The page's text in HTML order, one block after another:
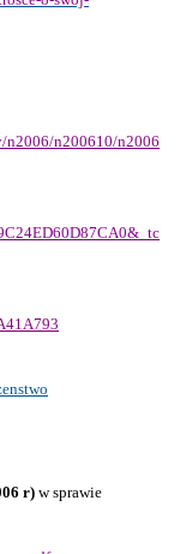
n2006/n200610/n2006
r) w sprawie